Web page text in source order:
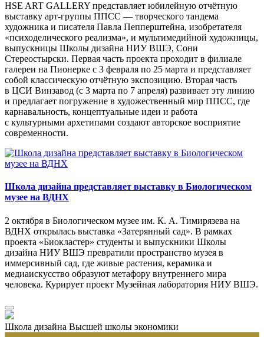
HSE ART GALLERY представляет юбилейную отчётную
выставку арт-группы ППСС — творческого тандема
художника и писателя Павла Пепперштейна, изобретателя
«психоделического реализма», и мультимедийной художницы,
выпускницы Школы дизайна НИУ ВШЭ, Сони
Стереостырски. Первая часть проекта проходит в филиале
галереи на Пионерке с 3 февраля по 25 марта и представляет
собой классическую отчётную экспозицию. Вторая часть
в ЦСИ Винзавод (с 3 марта по 7 апреля) развивает эту линию
и предлагает погружение в художественный мир ППСС, где
карнавальность, концептуальные идеи и работа
с культурными архетипами создают авторское восприятие
современности.
Школа дизайна представляет выставку в Биологическом
музее на ВДНХ
2 октября в Биологическом музее им. К. А. Тимирязева на
ВДНХ открылась выставка «Затерянный сад». В рамках
проекта «Биокластер» студенты и выпускники Школы
дизайна НИУ ВШЭ превратили пространство музея в
иммерсивный сад, где живые растения, керамика и
медиаискусство образуют метафору внутреннего мира
человека. Курирует проект Музейная лаборатория НИУ ВШЭ.
Школа дизайна Высшей школы экономики